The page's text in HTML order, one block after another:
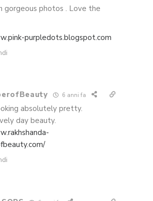
gorgeous photos . Love the
purpledots.blogspot.com
6 anni fa
absolutely pretty.
day beauty.